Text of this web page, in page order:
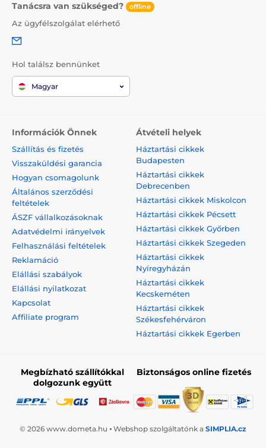
Tanácsra van szükséged? offline
Az ügyfélszolgálat elérhető
Hol találsz bennünket
Magyar
Információk Önnek
Szállítás és fizetés
Visszaküldési garancia
Hogyan csomagolunk
Általános szerződési
feltételek
ÁSZF vállalkozásoknak
Adatvédelmi irányelvek
Felhasználási feltételek
Reklamáció
Elállási szabályok
Elállási nyilatkozat
Kapcsolat
Affiliate program
Átvételi helyek
Háztartási cikkek
Budapesten
Háztartási cikkek
Debrecenben
Háztartási cikkek Miskolcon
Háztartási cikkek Pécsett
Háztartási cikkek Győrben
Háztartási cikkek Szegeden
Háztartási cikkek
Nyíregyházán
Háztartási cikkek
Kecskeméten
Háztartási cikkek
Székesfehérváron
Háztartási cikkek Egerben
Megbízható szállítókkal
dolgozunk együtt
Biztonságos online fizetés
© 2026 www.dometa.hu ⦁ Webshop szolgáltatónk a SIMPLIA.cz